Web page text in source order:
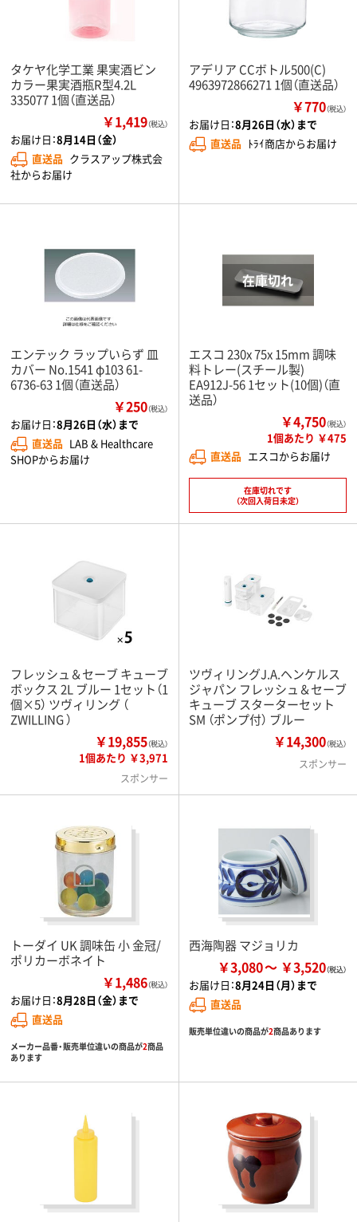
タケヤ化学工業 果実酒ビン
カラー果実酒瓶R型4.2L
335077 1個（直送品）
￥1,419（税込）
お届け日：8月14日（金）
直送品 クラスアップ株式会
社からお届け
アデリア CCボトル500(C)
4963972866271 1個（直送品）
￥770（税込）
お届け日：8月26日（水）まで
直送品 ﾄﾗｲ商店からお届け
エンテック ラップいらず 皿
カバー No.1541 φ103 61-
6736-63 1個（直送品）
￥250（税込）
お届け日：8月26日（水）まで
直送品 LAB & Healthcare
SHOPからお届け
エスコ 230x 75x 15mm 調味
料トレー(スチール製)
EA912J-56 1セット(10個)（直
送品）
￥4,750（税込）
1個あたり ￥475
直送品 エスコからお届け
在庫切れです
（次回入荷日未定）
フレッシュ＆セーブ キューブ
ボックス 2L ブルー 1セット（1
個×5） ツヴィリング （
ZWILLING ）
￥19,855（税込）
1個あたり ￥3,971
スポンサー
ツヴィリングJ.A.ヘンケルス
ジャパン フレッシュ＆セーブ
キューブ スターターセット
SM （ポンプ付） ブルー
￥14,300（税込）
スポンサー
トーダイ UK 調味缶 小 金冠/
ポリカーボネイト
￥1,486（税込）
お届け日：8月28日（金）まで
直送品
メーカー品番・販売単位違いの商品が2商品
あります
西海陶器 マジョリカ
￥3,080 ￥3,520
お届け日：8月24日（月）まで
直送品
販売単位違いの商品が2商品あります